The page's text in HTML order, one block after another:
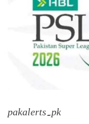
pakalerts.pk